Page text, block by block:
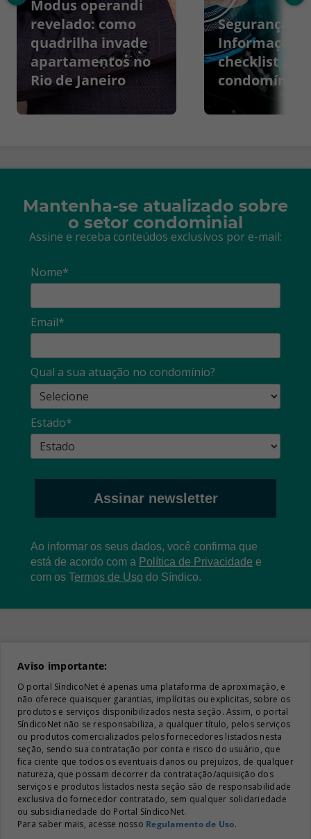
Modus operandi
revelado: como
quadrilha invade
apartamentos no
Rio de Janeiro
Segurança da
Informação:
checklist
condomínios
Mantenha-se atualizado sobre
o setor condominial
Assine e receba conteúdos exclusivos por e-mail:
Nome*
Email*
Qual a sua atuação no condomínio?
Estado*
Assinar newsletter
Ao informar os seus dados, você confirma que
está de acordo com a Política de Privacidade e
com os Termos de Uso do Síndico.
Aviso importante:
O portal SíndicoNet é apenas uma plataforma de aproximação, e
não oferece quaisquer garantias, implícitas ou explicitas, sobre os
produtos e serviços disponibilizados nesta seção. Assim, o portal
SíndicoNet não se responsabiliza, a qualquer título, pelos serviços
ou produtos comercializados pelos fornecedores listados nesta
seção, sendo sua contratação por conta e risco do usuário, que
fica ciente que todos os eventuais danos ou prejuízos, de qualquer
natureza, que possam decorrer da contratação/aquisição dos
serviços e produtos listados nesta seção são de responsabilidade
exclusiva do fornecedor contratado, sem qualquer solidariedade
ou subsidiariedade do Portal SíndicoNet.
Para saber mais, acesse nosso Regulamento de Uso.